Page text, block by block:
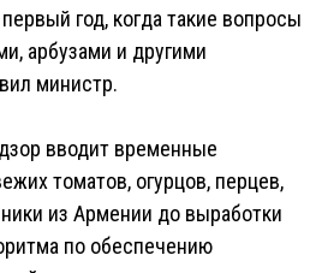
год, когда такие вопросы
арбузами и другими
министр.
вводит временные
томатов, огурцов, перцев,
из Армении до выработки
по обеспечению